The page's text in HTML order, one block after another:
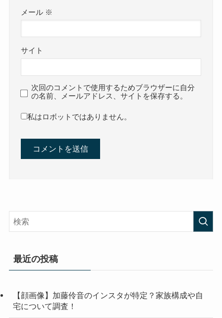
メール ※
サイト
次回のコメントで使用するためブラウザーに自分
の名前、メールアドレス、サイトを保存する。
私はロボットではありません。
最近の投稿
【顔画像】加藤伶音のインスタが特定？家族構成や自
宅について調査！